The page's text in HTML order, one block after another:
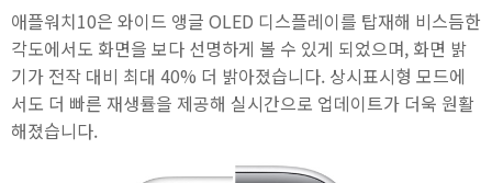
애플워치10은 와이드 앵글 OLED 디스플레이를 탑재해 비스듬한
각도에서도 화면을 보다 선명하게 볼 수 있게 되었으며, 화면 밝
기가 전작 대비 최대 40% 더 밝아졌습니다. 상시표시형 모드에
서도 더 빠른 재생률을 제공해 실시간으로 업데이트가 더욱 원활
해졌습니다.